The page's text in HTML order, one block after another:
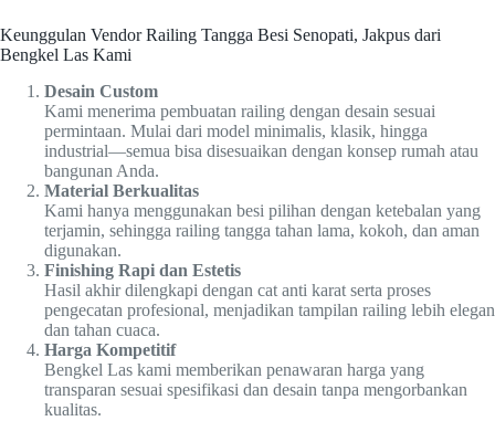
Keunggulan Vendor Railing Tangga Besi Senopati, Jakpus dari
Bengkel Las Kami
Desain Custom
Kami menerima pembuatan railing dengan desain sesuai
permintaan. Mulai dari model minimalis, klasik, hingga
industrial—semua bisa disesuaikan dengan konsep rumah atau
bangunan Anda.
Material Berkualitas
Kami hanya menggunakan besi pilihan dengan ketebalan yang
terjamin, sehingga railing tangga tahan lama, kokoh, dan aman
digunakan.
Finishing Rapi dan Estetis
Hasil akhir dilengkapi dengan cat anti karat serta proses
pengecatan profesional, menjadikan tampilan railing lebih elegan
dan tahan cuaca.
Harga Kompetitif
Bengkel Las kami memberikan penawaran harga yang
transparan sesuai spesifikasi dan desain tanpa mengorbankan
kualitas.